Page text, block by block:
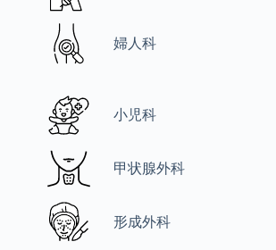
婦人科
小児科
甲状腺外科
形成外科